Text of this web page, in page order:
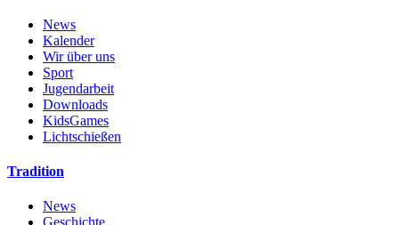
News
Kalender
Wir über uns
Sport
Jugendarbeit
Downloads
KidsGames
Lichtschießen
Tradition
News